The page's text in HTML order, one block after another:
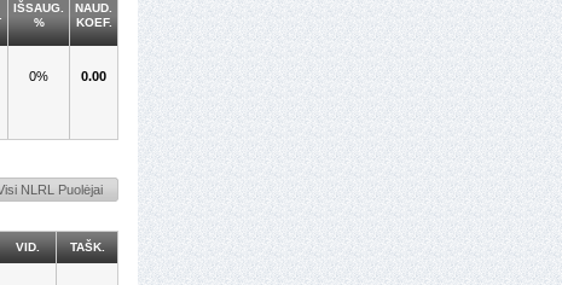
IŠSAUG.
%
NAUD.
KOEF.
0% 0.00
NLRL Puolėjai
VID. TAŠK.